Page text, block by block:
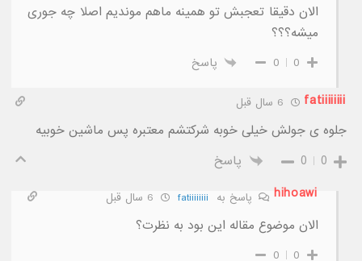
الان دقیقا تعجبش تو همینه ماهم موندیم اصلا چه جوری
میشه؟؟؟
0
0 پاسخ
fatiiiiiiii
جلوه ی جولش خیلی خوبه شرکتشم معتبره پس ماشین خوبیه
0
0
پاسخ
hihoawi
پاسخ به fatiiiiiiii
الان موضوع مقاله این بود به نظرت؟
0
0